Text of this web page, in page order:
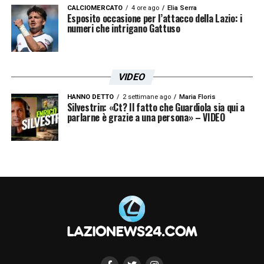
I prossimi giorni saranno decisivi per capire
chi difenderà i pali di Formello. Il casting per
ufficialmente aperto: l’esperienza
internazionale di Brenno resta in pole
position, ma la rivoluzione totale voluta da
Fabiani e Gattuso potrebbe presto regalare
CALCIOMERCATO 4 ore ago Elia Serra
Esposito occasione per l’attacco della Lazio: i
numeri che intrigano Gattuso
VIDEO
HANNO DETTO 2 settimane ago Maria Floris
Silvestrin: «Ct? Il fatto che Guardiola sia qui a
parlarne è grazie a una persona» – VIDEO